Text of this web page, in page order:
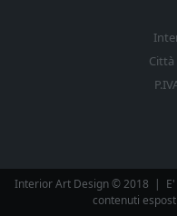
Città
Interior Art Design © 2018 |
contenuti